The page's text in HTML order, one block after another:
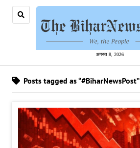
अगस्त 8, 2026
Posts tagged as “#BiharNewsPost”